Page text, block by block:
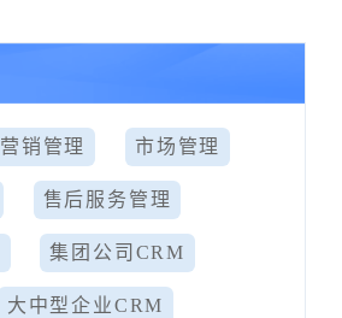
营销管理 市场管理
售后服务管理
集团公司CRM
大中型企业CRM